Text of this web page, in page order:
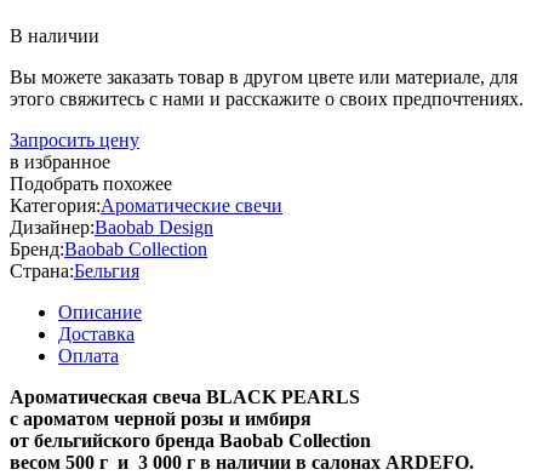
В наличии
Вы можете заказать товар в другом цвете или материале, для
этого свяжитесь с нами и расскажите о своих предпочтениях.
Запросить цену
в избранное
Подобрать похожее
Категория:Ароматические свечи
Дизайнер:Baobab Design
Бренд:Baobab Collection
Страна:Бельгия
Описание
Доставка
Оплата
Ароматическая свеча BLACK PEARLS
с ароматом черной розы и имбиря
от бельгийского бренда Baobab Collection
весом 500 г и 3 000 г в наличии в салонах ARDEFO.